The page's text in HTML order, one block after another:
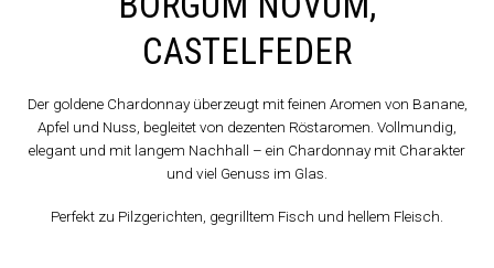
CASTELFEDER
Der goldene Chardonnay überzeugt mit feinen Aromen von Banane,
Apfel und Nuss, begleitet von dezenten Röstaromen. Vollmundig,
elegant und mit langem Nachhall – ein Chardonnay mit Charakter
und viel Genuss im Glas.
Perfekt zu Pilzgerichten, gegrilltem Fisch und hellem Fleisch.